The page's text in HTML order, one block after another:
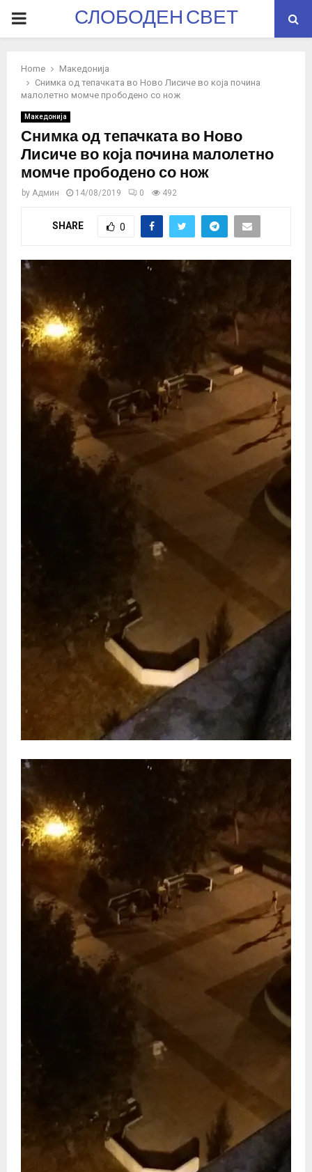
PRIMARYСЛОБОДЕН СВЕТ
Home
Македонија
Снимка од тепачката во Ново Лисиче во која почина
малолетно момче прободено со нож
Македонија
Снимка од тепачката во Ново
Лисиче во која почина малолетно
момче прободено со нож
by Админ 14/08/2019 0 492
SHARE 0